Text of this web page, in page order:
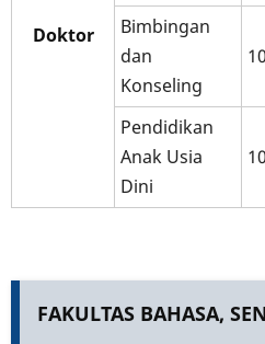
Doktor
Bimbingan
dan
Konseling
Pendidikan
Anak Usia
Dini
FAKULTAS BAHASA,